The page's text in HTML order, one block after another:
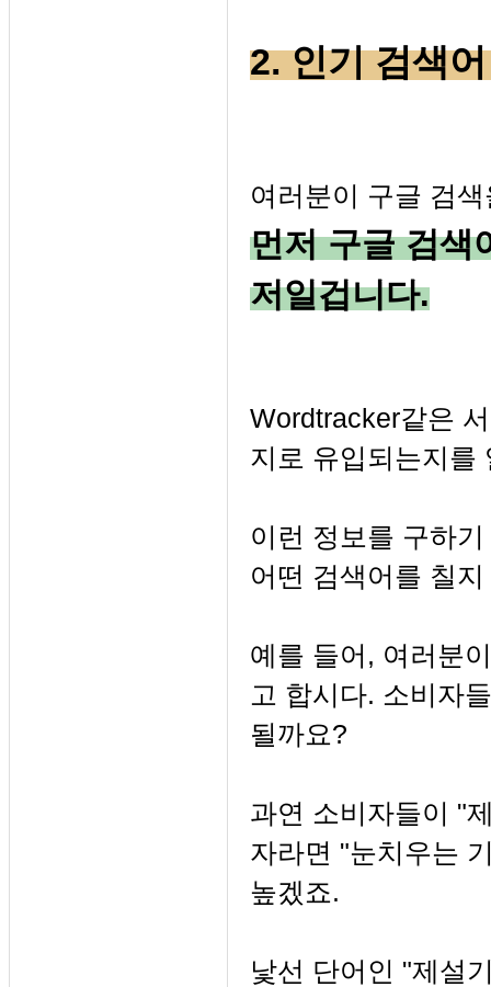
2. 인기 검색
여러분이 구글 검
먼저 구글 검색
저일겁니다.
Wordtracker같은
지로 유입되는지를
이런 정보를 구하
어떤 검색어를 칠
예를 들어, 여러분
고 합시다. 소비자
될까요?
과연 소비자들이 "
자라면 "눈치우는
높겠죠.
낯선 단어인 "제설